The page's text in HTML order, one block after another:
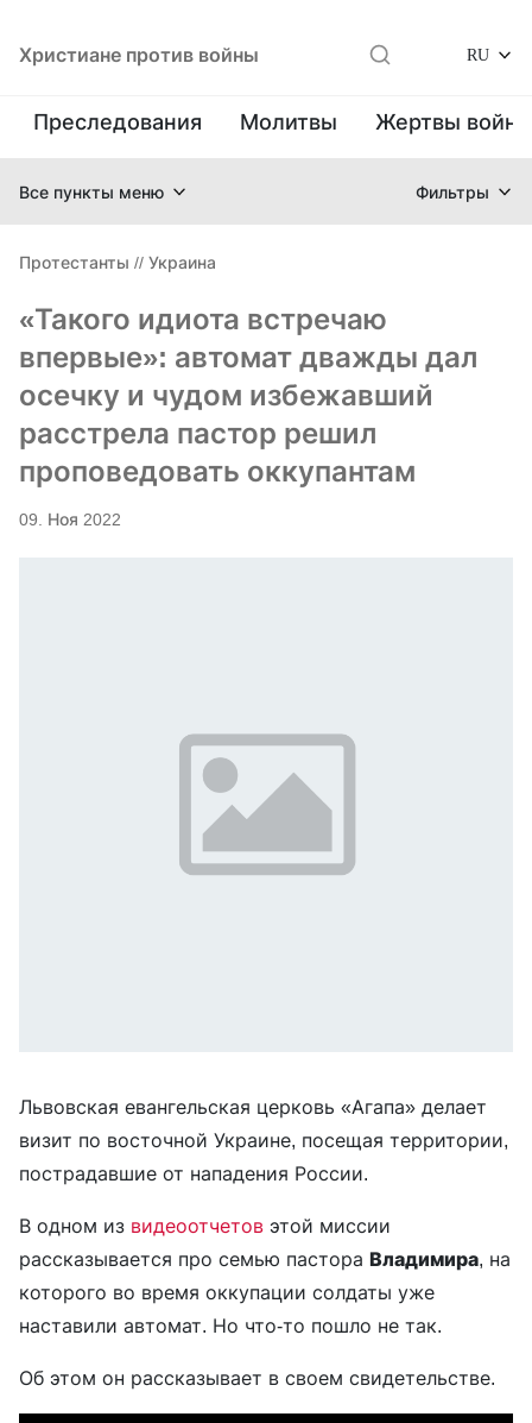
Христиане против войны RU
Преследования Молитвы Жертвы
Все пункты меню Фильтры
Протестанты // Украина
«Такого идиота встречаю
впервые»: автомат дважды дал
осечку и чудом избежавший
расстрела пастор решил
проповедовать оккупантам
09. Ноя 2022
Львовская евангельская церковь «Агапа» делает
визит по восточной Украине, посещая территории,
пострадавшие от нападения России.
В одном из видеоотчетов этой миссии
рассказывается про семью пастора Владимира, на
которого во время оккупации солдаты уже
наставили автомат. Но что-то пошло не так.
Об этом он рассказывает в своем свидетельстве.